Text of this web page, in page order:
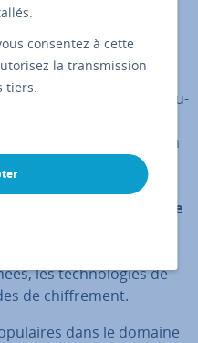
De nom­breuses
in­for­ma­tions per­son­
ou des in­for­ma­tions
Internet – certaines
Ce média a tout par­ti­cu­
du travail : d’une part,
le travail en offrant un
de travail et aux
dans le monde. Les
postes de
flexi­bi­lité, mais ils
défis pour ce qui
les tech­no­lo­gies de
de chif­fre­ment.
dans le domaine
consentez à cette
la transmission
tiers.